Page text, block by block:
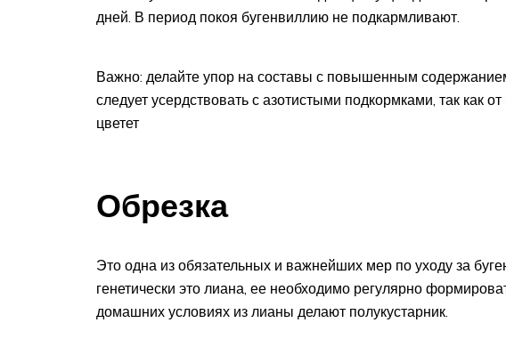
дней. В период покоя бугенвиллию не подкармливают.
Важно: делайте упор на составы с повышенным
следует усердствовать с азотистыми подкормками, так как
цветет
Обрезка
Это одна из обязательных и важнейших мер по уходу за
генетически это лиана, ее необходимо регулярно
домашних условиях из лианы делают полукустарник.